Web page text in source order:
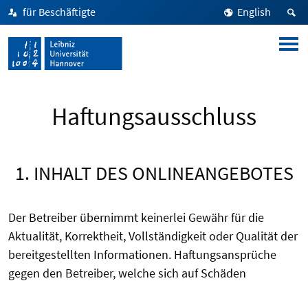
für Beschäftigte English
Haftungsausschluss
1. INHALT DES ONLINEANGEBOTES
Der Betreiber übernimmt keinerlei Gewähr für die
Aktualität, Korrektheit, Vollständigkeit oder Qualität der
bereitgestellten Informationen. Haftungsansprüche
gegen den Betreiber, welche sich auf Schäden